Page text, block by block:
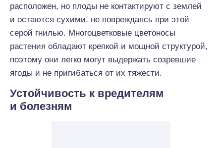
расположен, но плоды не контактируют с землей
и остаются сухими, не повреждаясь при этой
серой гнилью. Многоцветковые цветоносы
растения обладают крепкой и мощной структурой,
поэтому они легко могут выдержать созревшие
ягоды и не пригибаться от их тяжести.
Устойчивость к вредителям
и болезням